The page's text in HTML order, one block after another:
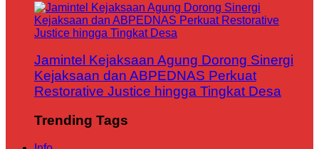
Jamintel Kejaksaan Agung Dorong Sinergi
Kejaksaan dan ABPEDNAS Perkuat
Restorative Justice hingga Tingkat Desa
Trending Tags